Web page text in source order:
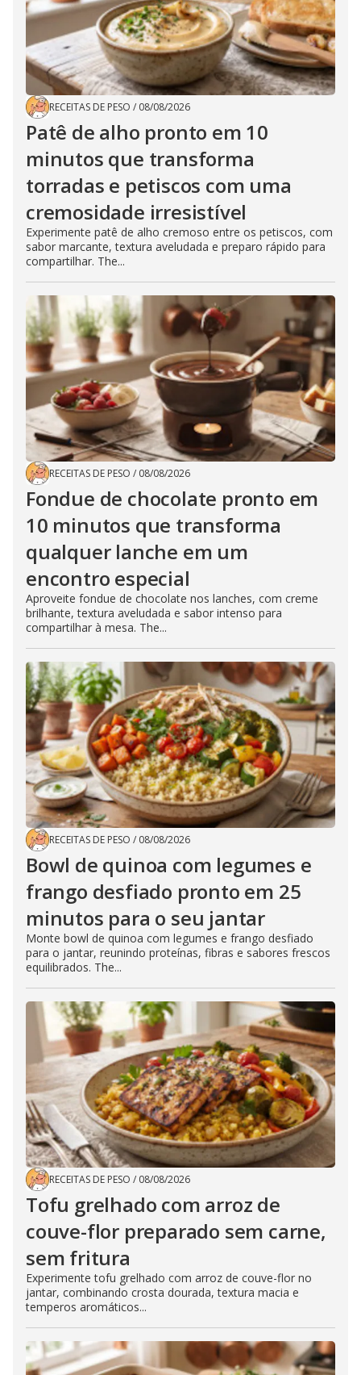
RECEITAS DE PESO / 08/08/2026
Patê de alho pronto em 10
minutos que transforma
torradas e petiscos com uma
cremosidade irresistível
Experimente patê de alho cremoso entre os petiscos, com
sabor marcante, textura aveludada e preparo rápido para
compartilhar. The...
RECEITAS DE PESO / 08/08/2026
Fondue de chocolate pronto em
10 minutos que transforma
qualquer lanche em um
encontro especial
Aproveite fondue de chocolate nos lanches, com creme
brilhante, textura aveludada e sabor intenso para
compartilhar à mesa. The...
RECEITAS DE PESO / 08/08/2026
Bowl de quinoa com legumes e
frango desfiado pronto em 25
minutos para o seu jantar
Monte bowl de quinoa com legumes e frango desfiado
para o jantar, reunindo proteínas, fibras e sabores frescos
equilibrados. The...
RECEITAS DE PESO / 08/08/2026
Tofu grelhado com arroz de
couve-flor preparado sem carne,
sem fritura
Experimente tofu grelhado com arroz de couve-flor no
jantar, combinando crosta dourada, textura macia e
temperos aromáticos...